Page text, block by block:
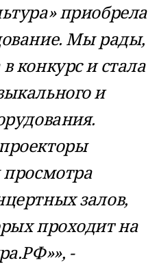
приобрела
Мы рады,
конкурс и стала
и
просмотра
залов,
проходит на
-